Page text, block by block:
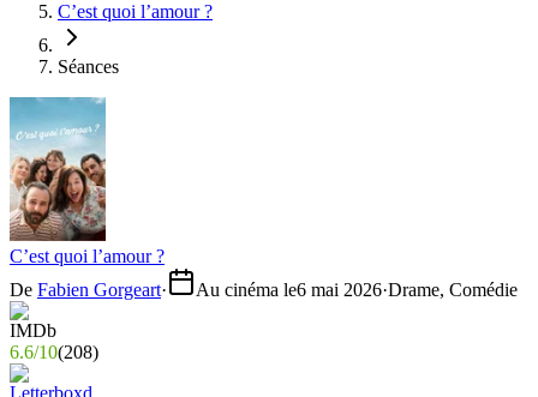
C’est quoi l’amour ?
Séances
C’est quoi l’amour ?
De Fabien Gorgeart· Au cinéma le6 mai 2026·Drame, Comédie
6.6/10(208)